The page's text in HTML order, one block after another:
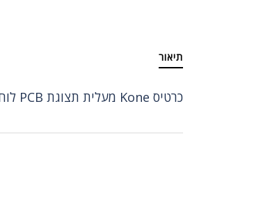
תיאור
כרטיס Kone מעלית תצוגת PCB לוח KM50017283G64